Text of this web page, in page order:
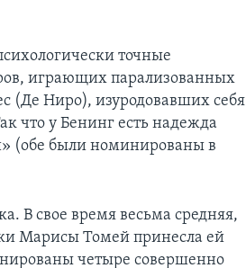
точные
играющих парализованных
(Де Ниро), изуродовавших себя
что у Бенинг есть надежда
(обе были номинированы в
В свое время весьма средняя,
Марисы Томей принесла ей
четыре совершенно